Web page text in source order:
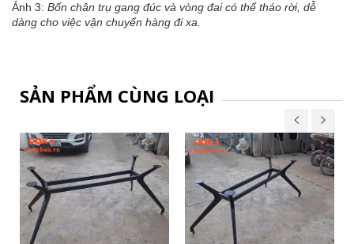
Ảnh 3: Bốn chân trụ gang đúc và vòng đai có thể tháo rời, dễ
dàng cho việc vận chuyển hàng đi xa.
SẢN PHẨM CÙNG LOẠI